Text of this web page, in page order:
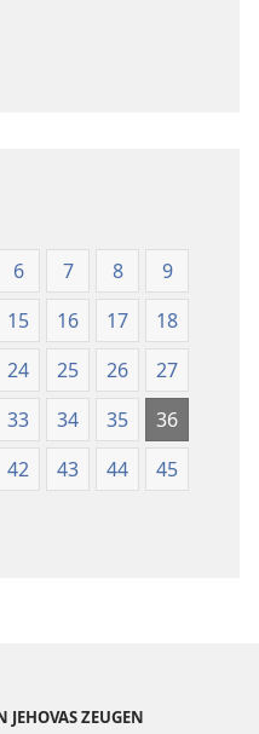
6 7 8
9
15 16 17
18
24 25 26
27
33 34 35
36
42 43 44
45
JEHOVAS ZEUGEN